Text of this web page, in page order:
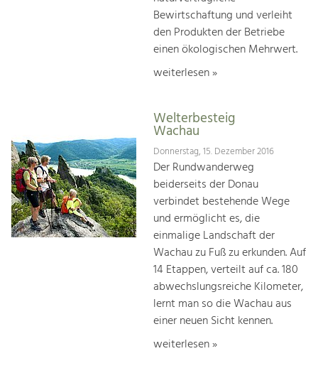
Bewirtschaftung und verleiht
den Produkten der Betriebe
einen ökologischen Mehrwert.
weiterlesen »
Welterbesteig
Wachau
Donnerstag, 15. Dezember 2016
Der Rundwanderweg
beiderseits der Donau
verbindet bestehende Wege
und ermöglicht es, die
einmalige Landschaft der
Wachau zu Fuß zu erkunden. Auf
14 Etappen, verteilt auf ca. 180
abwechslungsreiche Kilometer,
lernt man so die Wachau aus
einer neuen Sicht kennen.
weiterlesen »